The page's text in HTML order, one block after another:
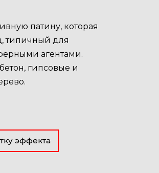
патину, которая
типичный для
агентами.
гипсовые и
эффекта